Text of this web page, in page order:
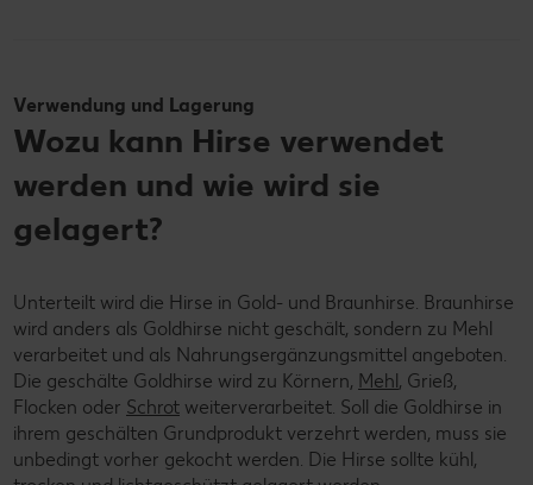
Verwendung und Lagerung
Wozu kann Hirse verwendet
werden und wie wird sie
gelagert?
Unterteilt wird die Hirse in Gold- und Braunhirse. Braunhirse
wird anders als Goldhirse nicht geschält, sondern zu Mehl
verarbeitet und als Nahrungsergänzungsmittel angeboten.
Die geschälte Goldhirse wird zu Körnern, Mehl, Grieß,
Flocken oder Schrot weiterverarbeitet. Soll die Goldhirse in
ihrem geschälten Grundprodukt verzehrt werden, muss sie
unbedingt vorher gekocht werden. Die Hirse sollte kühl,